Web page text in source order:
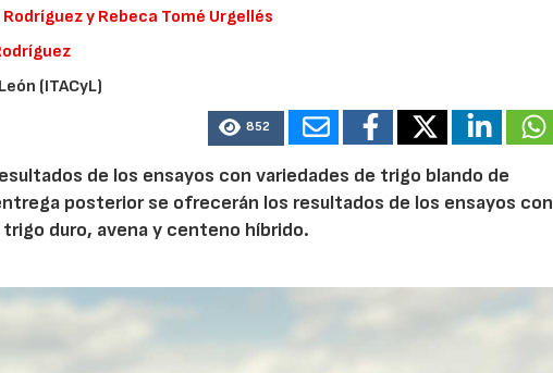
y Rebeca Tomé Urgellés
(ITACyL)
852
de los ensayos con variedades de trigo blando de
posterior se ofrecerán los resultados de los ensayos con
duro, avena y centeno híbrido.